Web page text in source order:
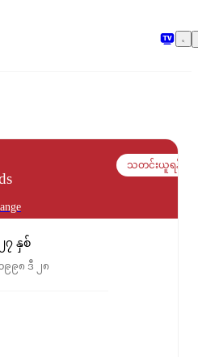
ျော်သွားရန်
သတင်းယူရန်
၂၇ နှစ်
၁၉၉၈ ဒီ ၂၈